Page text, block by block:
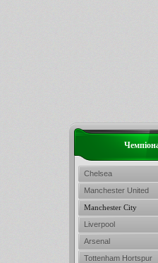
Chelsea
Manchester United
Manchester City
Liverpool
Arsenal
Tottenham Hortspur